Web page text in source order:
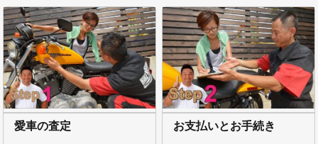
愛車の査定 お支払いとお手続き